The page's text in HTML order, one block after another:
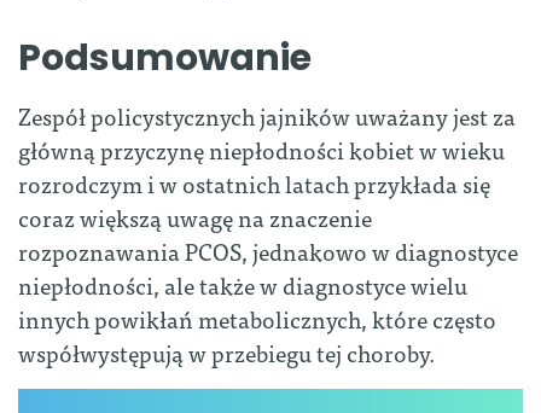
Podsumowanie
Zespół policystycznych jajników uważany jest za
główną przyczynę niepłodności kobiet w wieku
rozrodczym i w ostatnich latach przykłada się
coraz większą uwagę na znaczenie
rozpoznawania PCOS, jednakowo w diagnostyce
niepłodności, ale także w diagnostyce wielu
innych powikłań metabolicznych, które często
współwystępują w przebiegu tej choroby.